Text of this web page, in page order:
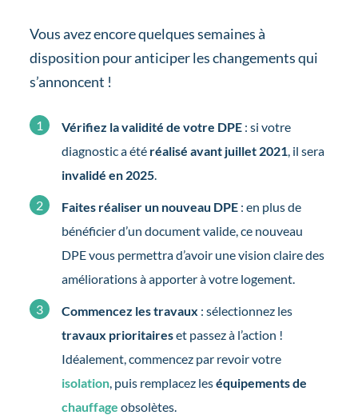
Vous avez encore quelques semaines à
disposition pour anticiper les changements qui
s’annoncent !
Vérifiez la validité de votre DPE: si votre
diagnostic a été réalisé avant juillet 2021, il sera
invalidé en 2025.
Faites réaliser un nouveau DPE: en plus de
bénéficier d’un document valide, ce nouveau
DPE vous permettra d’avoir une vision claire des
améliorations à apporter à votre logement.
Commencez les travaux : sélectionnez les
travaux prioritaireset passez à l’action !
Idéalement, commencez par revoir votre
isolation, puis remplacez leséquipements de
chauffage obsolètes.